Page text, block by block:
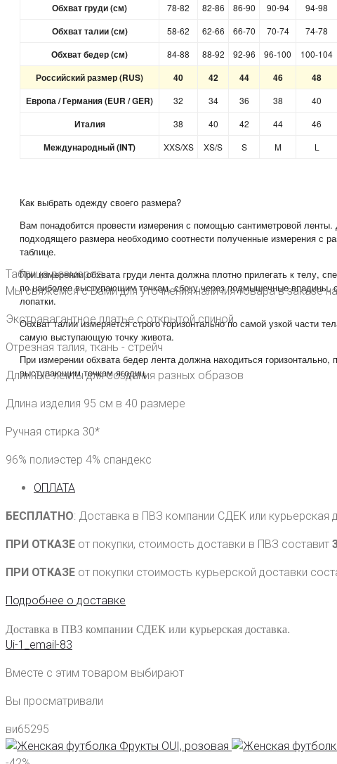
Обхват груди (см) 78-82 82-86 86-90 90-94 94-98
Обхват талии (см) 58-62 62-66 66-70 70-74 74-78
Обхват бедер (см) 84-88 88-92 92-96 96-100 100-104
Российский размер (RUS) 40 42 44 46 48
Европа / Германия (EUR / GER)
32 34 36 38 40
Италия 38 40 42 44 46
Международный (INT) XXS/XS XS/S S M L
Как выбрать одежду своего размера?
Вам понадобится провести измерения с помощью сантиметровой
подходящего размера необходимо соотнести полученные измерения с
таблице.
При измерении обхвата груди лента должна плотно прилегать к телу,
по наиболее выступающим точкам, сбоку через подмышечные впадины,
лопатки.
Обхват талии измеряется строго горизонтально по самой узкой части
самую выступающую точку живота.
При измерении обхвата бедер лента должна находиться
выступающим точкам ягодиц.
Таблица размеров
Мы свяжемся с Вами для уточнения наличия товара в заказе
Экстравагантное платье с открытой спиной
Отрезная талия, ткань - стрейч
Длинные ленты для создания разных образов
Длина изделия 95 см в 40 размере
Ручная стирка 30*
96% полиэстер 4% спандекс
ОПЛАТА
БЕСПЛАТНО: Доставка в ПВЗ компании СДЕК или курьерская
ПРИ ОТКАЗЕ от покупки, стоимость доставки в ПВЗ составит
ПРИ ОТКАЗЕ от покупки стоимость курьерской доставки
Подробнее о доставке
Доставка в ПВЗ компании СДЕК или курьерская доставка.
Ui-1_email-83
Вместе с этим товаром выбирают
Вы просматривали
ви65295